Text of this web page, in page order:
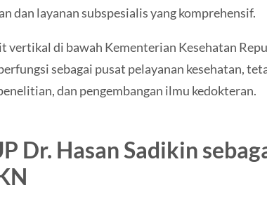
dan layanan subspesialis yang komprehensif.
vertikal di bawah Kementerian Kesehatan
sebagai pusat pelayanan kesehatan,
dan pengembangan ilmu kedokteran.
Dr. Hasan Sadikin